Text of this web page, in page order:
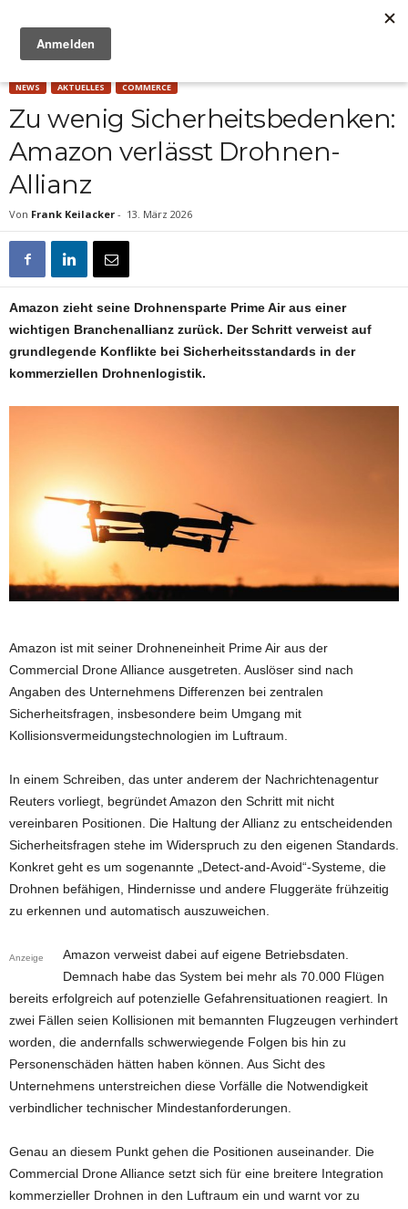
NEWS AKTUELLES COMMERCE
Zu wenig Sicherheitsbedenken:
Amazon verlässt Drohnen-
Allianz
Von Frank Keilacker - 13. März 2026
Amazon zieht seine Drohnensparte Prime Air aus einer
wichtigen Branchenallianz zurück. Der Schritt verweist auf
grundlegende Konflikte bei Sicherheitsstandards in der
kommerziellen Drohnenlogistik.
Amazon ist mit seiner Drohneneinheit Prime Air aus der
Commercial Drone Alliance ausgetreten. Auslöser sind nach
Angaben des Unternehmens Differenzen bei zentralen
Sicherheitsfragen, insbesondere beim Umgang mit
Kollisionsvermeidungstechnologien im Luftraum.
In einem Schreiben, das unter anderem der Nachrichtenagentur
Reuters vorliegt, begründet Amazon den Schritt mit nicht
vereinbaren Positionen. Die Haltung der Allianz zu entscheidenden
Sicherheitsfragen stehe im Widerspruch zu den eigenen Standards.
Konkret geht es um sogenannte „Detect-and-Avoid“-Systeme, die
Drohnen befähigen, Hindernisse und andere Fluggeräte frühzeitig
zu erkennen und automatisch auszuweichen.
Anzeige
Amazon verweist dabei auf eigene Betriebsdaten.
Demnach habe das System bei mehr als 70.000 Flügen
bereits erfolgreich auf potenzielle Gefahrensituationen reagiert. In
zwei Fällen seien Kollisionen mit bemannten Flugzeugen verhindert
worden, die andernfalls schwerwiegende Folgen bis hin zu
Personenschäden hätten haben können. Aus Sicht des
Unternehmens unterstreichen diese Vorfälle die Notwendigkeit
verbindlicher technischer Mindestanforderungen.
Genau an diesem Punkt gehen die Positionen auseinander. Die
Commercial Drone Alliance setzt sich für eine breitere Integration
kommerzieller Drohnen in den Luftraum ein und warnt vor zu